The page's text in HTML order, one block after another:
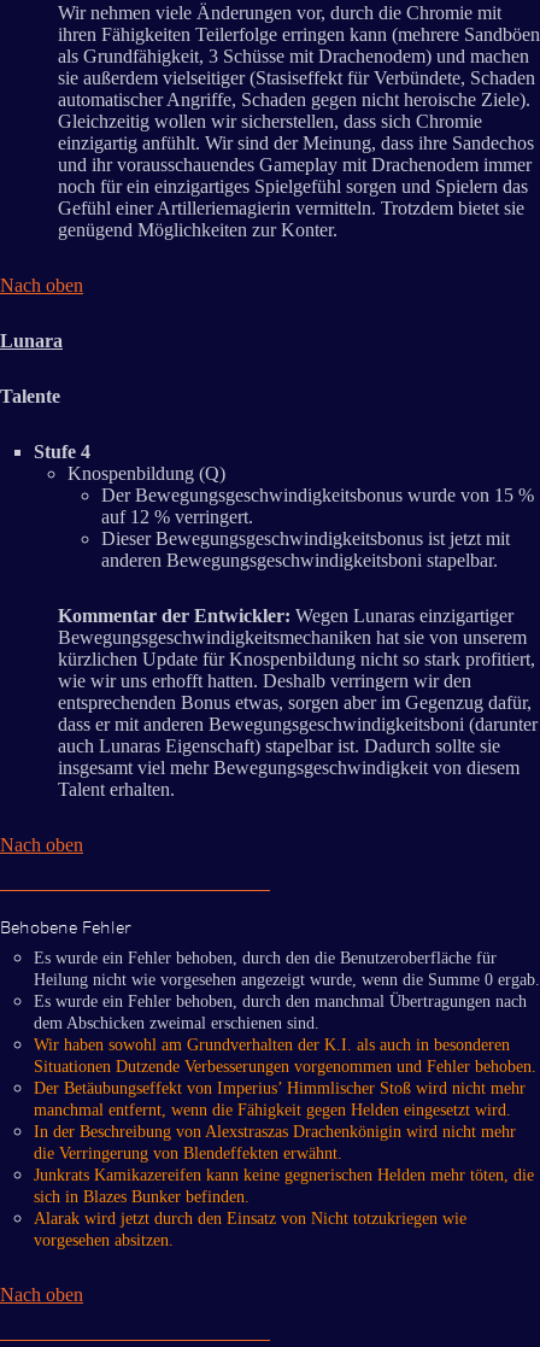
Wir nehmen viele Änderungen vor, durch die Chromie mit
ihren Fähigkeiten Teilerfolge erringen kann (mehrere Sandböen
als Grundfähigkeit, 3 Schüsse mit Drachenodem) und machen
sie außerdem vielseitiger (Stasiseffekt für Verbündete, Schaden
automatischer Angriffe, Schaden gegen nicht heroische Ziele).
Gleichzeitig wollen wir sicherstellen, dass sich Chromie
einzigartig anfühlt. Wir sind der Meinung, dass ihre Sandechos
und ihr vorausschauendes Gameplay mit Drachenodem immer
noch für ein einzigartiges Spielgefühl sorgen und Spielern das
Gefühl einer Artilleriemagierin vermitteln. Trotzdem bietet sie
genügend Möglichkeiten zur Konter.
Nach oben
Lunara
Talente
Stufe 4
Knospenbildung (Q)
Der Bewegungsgeschwindigkeitsbonus wurde von 15 %
auf 12 % verringert.
Dieser Bewegungsgeschwindigkeitsbonus ist jetzt mit
anderen Bewegungsgeschwindigkeitsboni stapelbar.
Kommentar der Entwickler: Wegen Lunaras einzigartiger
Bewegungsgeschwindigkeitsmechaniken hat sie von unserem
kürzlichen Update für Knospenbildung nicht so stark profitiert,
wie wir uns erhofft hatten. Deshalb verringern wir den
entsprechenden Bonus etwas, sorgen aber im Gegenzug dafür,
dass er mit anderen Bewegungsgeschwindigkeitsboni (darunter
auch Lunaras Eigenschaft) stapelbar ist. Dadurch sollte sie
insgesamt viel mehr Bewegungsgeschwindigkeit von diesem
Talent erhalten.
Nach oben
Behobene Fehler
Es wurde ein Fehler behoben, durch den die Benutzeroberfläche für
Heilung nicht wie vorgesehen angezeigt wurde, wenn die Summe 0 ergab.
Es wurde ein Fehler behoben, durch den manchmal Übertragungen nach
dem Abschicken zweimal erschienen sind.
Wir haben sowohl am Grundverhalten der K.I. als auch in besonderen
Situationen Dutzende Verbesserungen vorgenommen und Fehler behoben.
Der Betäubungseffekt von Imperius’ Himmlischer Stoß wird nicht mehr
manchmal entfernt, wenn die Fähigkeit gegen Helden eingesetzt wird.
In der Beschreibung von Alexstraszas Drachenkönigin wird nicht mehr
die Verringerung von Blendeffekten erwähnt.
Junkrats Kamikazereifen kann keine gegnerischen Helden mehr töten, die
sich in Blazes Bunker befinden.
Alarak wird jetzt durch den Einsatz von Nicht totzukriegen wie
vorgesehen absitzen.
Nach oben